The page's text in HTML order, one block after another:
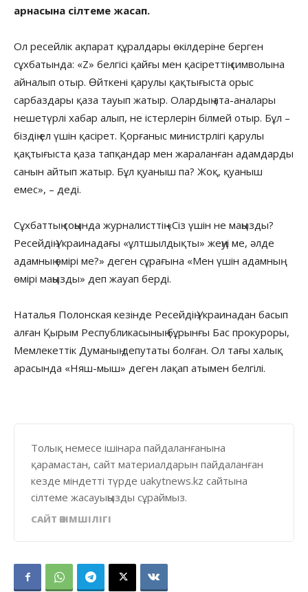
арнасына сілтеме жасап.
Ол ресейлік ақпарат құралдары өкілдеріне берген
сұхбатында: «Z» белгісі қайғы мен қасіреттің символына
айналып отыр. Өйткені қарулы қақтығыста орыс
сарбаздары қаза тауып жатыр. Олардың ата-аналары
нешетүрлі хабар алып, не істерлерін білмей отыр. Бұл –
біздің ел үшін қасірет. Қорғаныс министрлігі қарулы
қақтығыста қаза тапқандар мен жараланған адамдардың
санын айтып жатыр. Бұл қуаныш па? Жоқ, қуаныш
емес», – деді.
Сұхбаттың соңында журналисттің «Сіз үшін не маңызды?
Ресейдің Украинадағы «ұлтшылдықты» жеңуі ме, әлде
адамның өмірі ме?» деген сұрағына «Мен үшін адамның
өмірі маңызды» деп жауап берді.
Наталья Полонская кезінде Ресейдің Украинадан басып
алған Қырым Республикасының бұрынғы Бас прокуроры,
Мемлекеттік Думаның депутаты болған. Ол тағы халық
арасында «Няш-мыш» деген лақап атымен белгілі.
Толық немесе ішінара пайдаланғанына
қарамастан, сайт материалдарын пайдаланған
кезде міндетті түрде uakytnews.kz сайтына
сілтеме жасауыңызды сұраймыз.
САЙТ ӘКІМШІЛІГІ